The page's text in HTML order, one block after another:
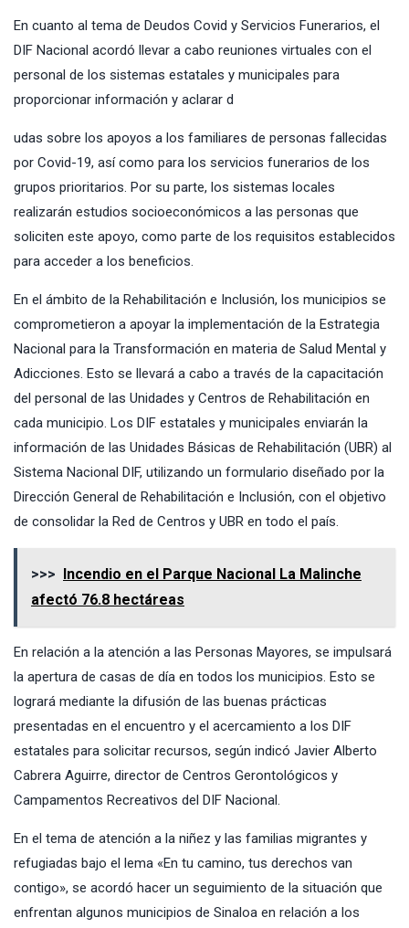
En cuanto al tema de Deudos Covid y Servicios Funerarios, el
DIF Nacional acordó llevar a cabo reuniones virtuales con el
personal de los sistemas estatales y municipales para
proporcionar información y aclarar d
udas sobre los apoyos a los familiares de personas fallecidas
por Covid-19, así como para los servicios funerarios de los
grupos prioritarios. Por su parte, los sistemas locales
realizarán estudios socioeconómicos a las personas que
soliciten este apoyo, como parte de los requisitos establecidos
para acceder a los beneficios.
En el ámbito de la Rehabilitación e Inclusión, los municipios se
comprometieron a apoyar la implementación de la Estrategia
Nacional para la Transformación en materia de Salud Mental y
Adicciones. Esto se llevará a cabo a través de la capacitación
del personal de las Unidades y Centros de Rehabilitación en
cada municipio. Los DIF estatales y municipales enviarán la
información de las Unidades Básicas de Rehabilitación (UBR) al
Sistema Nacional DIF, utilizando un formulario diseñado por la
Dirección General de Rehabilitación e Inclusión, con el objetivo
de consolidar la Red de Centros y UBR en todo el país.
>>> Incendio en el Parque Nacional La Malinche
afectó 76.8 hectáreas
En relación a la atención a las Personas Mayores, se impulsará
la apertura de casas de día en todos los municipios. Esto se
logrará mediante la difusión de las buenas prácticas
presentadas en el encuentro y el acercamiento a los DIF
estatales para solicitar recursos, según indicó Javier Alberto
Cabrera Aguirre, director de Centros Gerontológicos y
Campamentos Recreativos del DIF Nacional.
En el tema de atención a la niñez y las familias migrantes y
refugiadas bajo el lema «En tu camino, tus derechos van
contigo», se acordó hacer un seguimiento de la situación que
enfrentan algunos municipios de Sinaloa en relación a los